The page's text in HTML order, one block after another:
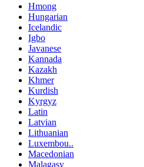
Hmong
Hungarian
Icelandic
Igbo
Javanese
Kannada
Kazakh
Khmer
Kurdish
Kyrgyz
Latin
Latvian
Lithuanian
Luxembou..
Macedonian
Malagasy